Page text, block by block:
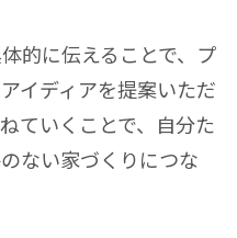
的に伝えることで、プ
イディアを提案いただ
ていくことで、自分た
ない家づくりにつな